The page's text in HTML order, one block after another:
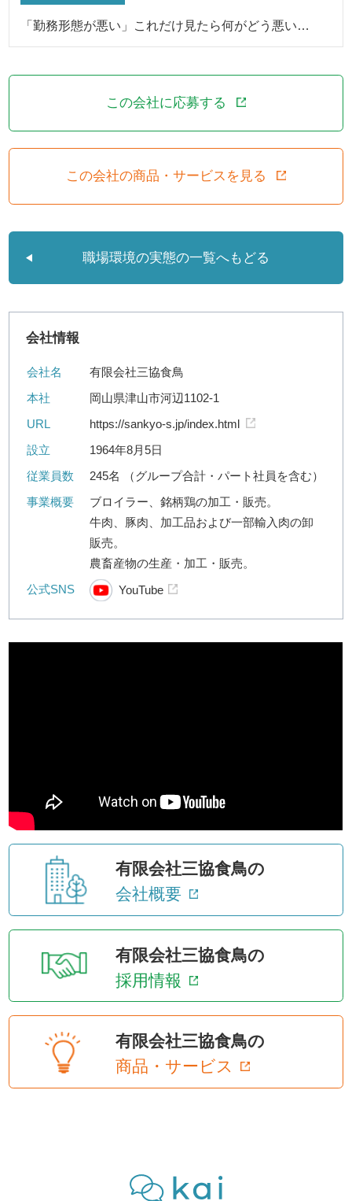
「勤務形態が悪い」これだけ見たら何がどう悪い…
この会社に応募する
この会社の商品・サービスを見る
職場環境の実態の一覧へもどる
会社情報
会社名
有限会社三協食鳥
本社
岡山県津山市河辺1102-1
URL
https://sankyo-s.jp/index.html
設立
1964年8月5日
従業員数
245名 （グループ合計・パート社員を含む）
事業概要
ブロイラー、銘柄鶏の加工・販売。
牛肉、豚肉、加工品および一部輸入肉の卸
販売。
農畜産物の生産・加工・販売。
公式SNS
YouTube
有限会社三協食鳥の
会社概要
有限会社三協食鳥の
採用情報
有限会社三協食鳥の
商品・サービス